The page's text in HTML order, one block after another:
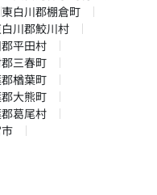
東白川郡棚倉町
川郡鮫川村
平田村
三春町
楢葉町
大熊町
葛尾村